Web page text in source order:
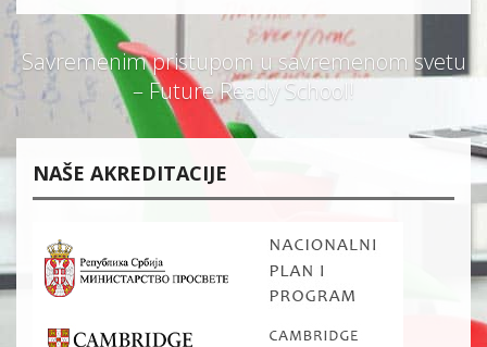
Savremenim pristupom u savremenom svetu
– Future Ready School!
NAŠE AKREDITACIJE